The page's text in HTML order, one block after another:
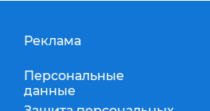
Реклама
Персональные
данные